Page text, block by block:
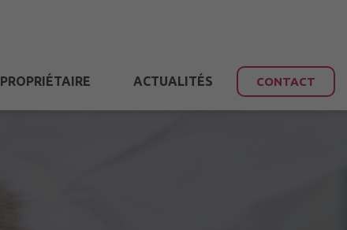
PROPRIÉTAIRE ACTUALITÉS CONTACT